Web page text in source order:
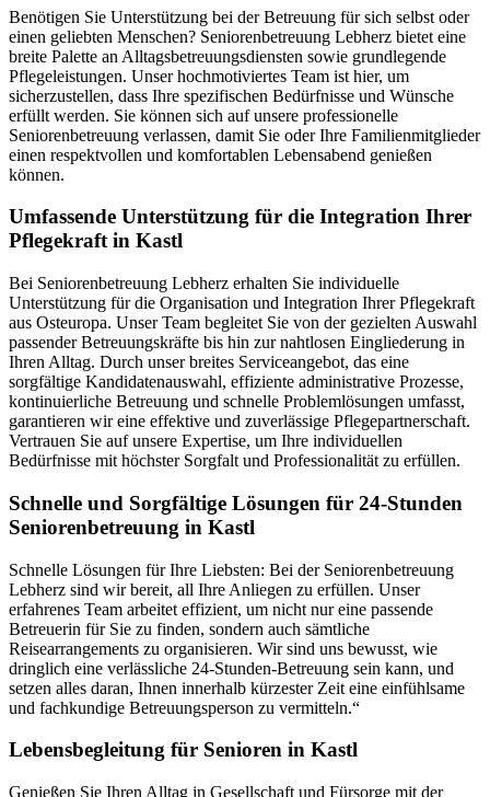
Benötigen Sie Unterstützung bei der Betreuung für sich selbst oder
einen geliebten Menschen? Seniorenbetreuung Lebherz bietet eine
breite Palette an Alltagsbetreuungsdiensten sowie grundlegende
Pflegeleistungen. Unser hochmotiviertes Team ist hier, um
sicherzustellen, dass Ihre spezifischen Bedürfnisse und Wünsche
erfüllt werden. Sie können sich auf unsere professionelle
Seniorenbetreuung verlassen, damit Sie oder Ihre Familienmitglieder
einen respektvollen und komfortablen Lebensabend genießen
können.
Umfassende Unterstützung für die Integration Ihrer
Pflegekraft in Kastl
Bei Seniorenbetreuung Lebherz erhalten Sie individuelle
Unterstützung für die Organisation und Integration Ihrer Pflegekraft
aus Osteuropa. Unser Team begleitet Sie von der gezielten Auswahl
passender Betreuungskräfte bis hin zur nahtlosen Eingliederung in
Ihren Alltag. Durch unser breites Serviceangebot, das eine
sorgfältige Kandidatenauswahl, effiziente administrative Prozesse,
kontinuierliche Betreuung und schnelle Problemlösungen umfasst,
garantieren wir eine effektive und zuverlässige Pflegepartnerschaft.
Vertrauen Sie auf unsere Expertise, um Ihre individuellen
Bedürfnisse mit höchster Sorgfalt und Professionalität zu erfüllen.
Schnelle und Sorgfältige Lösungen für 24-Stunden
Seniorenbetreuung in Kastl
Schnelle Lösungen für Ihre Liebsten: Bei der Seniorenbetreuung
Lebherz sind wir bereit, all Ihre Anliegen zu erfüllen. Unser
erfahrenes Team arbeitet effizient, um nicht nur eine passende
Betreuerin für Sie zu finden, sondern auch sämtliche
Reisearrangements zu organisieren. Wir sind uns bewusst, wie
dringlich eine verlässliche 24-Stunden-Betreuung sein kann, und
setzen alles daran, Ihnen innerhalb kürzester Zeit eine einfühlsame
und fachkundige Betreuungsperson zu vermitteln.“
Lebensbegleitung für Senioren in Kastl
Genießen Sie Ihren Alltag in Gesellschaft und Fürsorge mit der